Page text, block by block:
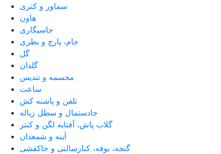
سماور و کتری
هاون
جاسیگاری
جام، پارچ و بطری
گل
گلدان
مجسمه و تندیس
ساعت
تلفن و پاشنه کش
جادستمال و سطل زباله
گلاب پاش، آفتابه لگن و کنتر
آینه و شمعدان
گنجه، بوفه، کنارسالنی و جاکفشی